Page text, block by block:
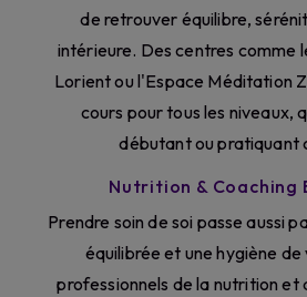
de retrouver équilibre,
intérieure. Des centres comme
Lorient ou l'Espace Méditation
cours pour tous les niveaux,
débutant ou pratiquant
Nutrition & Coaching
Prendre soin de soi passe aussi
équilibrée et une hygiène de
professionnels de la nutrition et